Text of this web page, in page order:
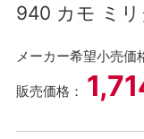
940 カモ ミ
メーカー希望小売価
販売価格：